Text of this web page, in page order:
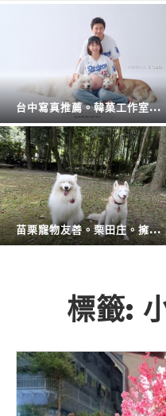
擴充大空間。CODE L...
廚房神隊友登場。CAES...
標籤: